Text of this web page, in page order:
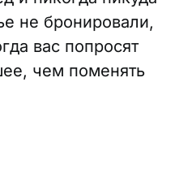
не бронировали,
вас попросят
чем поменять